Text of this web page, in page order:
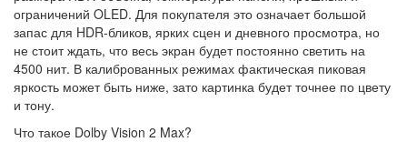
ограничений OLED. Для покупателя это означает большой
запас для HDR-бликов, ярких сцен и дневного просмотра, но
не стоит ждать, что весь экран будет постоянно светить на
4500 нит. В калиброванных режимах фактическая пиковая
яркость может быть ниже, зато картинка будет точнее по цвету
и тону.
Что такое Dolby Vision 2 Max?